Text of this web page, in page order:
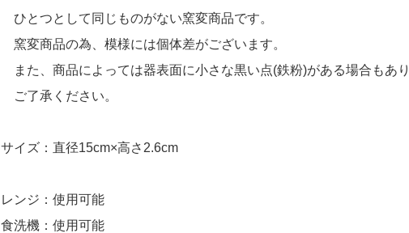
ひとつとして同じものがない窯変商品です。
窯変商品の為、模様には個体差がございます。
また、商品によっては器表面に小さな黒い点(鉄粉)がある場合もあ
ご了承ください。
サイズ：直径15cm×高さ2.6cm
レンジ：使用可能
食洗機：使用可能